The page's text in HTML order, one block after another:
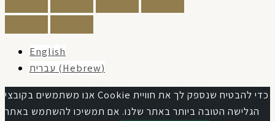
English
עברית (Hebrew)
אנו משתמשים בקובצי Cookie כדי להבטיח שנספק לך את חוויית
הגלישה הטובה ביותר באתר שלנו. אם תמשיכו להשתמש באתר